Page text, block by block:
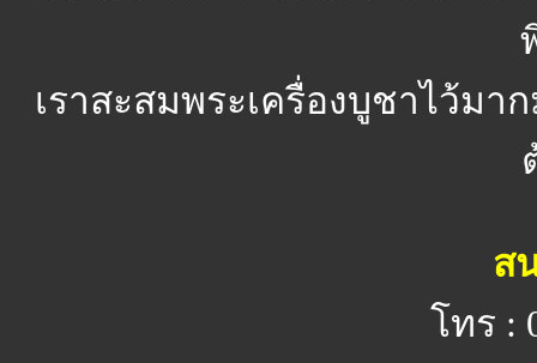
เราสะสมพระเครื่องบูชาไว้ม
ส
โทร :